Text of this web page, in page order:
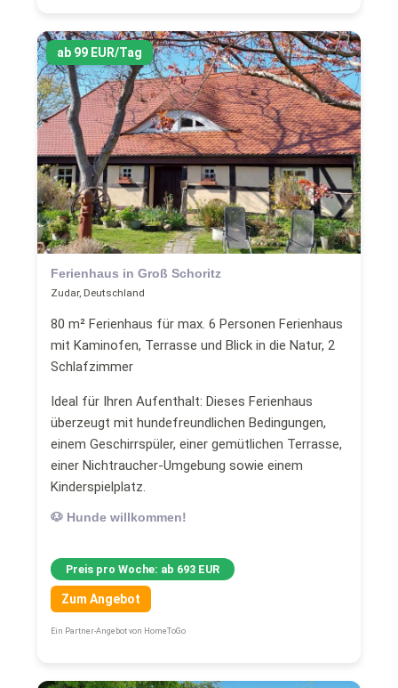
ab 99 EUR/Tag
Ferienhaus in Groß Schoritz
Zudar, Deutschland
80 m² Ferienhaus für max. 6 Personen Ferienhaus
mit Kaminofen, Terrasse und Blick in die Natur, 2
Schlafzimmer
Ideal für Ihren Aufenthalt: Dieses Ferienhaus
überzeugt mit hundefreundlichen Bedingungen,
einem Geschirrspüler, einer gemütlichen Terrasse,
einer Nichtraucher-Umgebung sowie einem
Kinderspielplatz.
🐶 Hunde willkommen!
Preis pro Woche: ab 693 EUR
Zum Angebot
Ein Partner-Angebot von HomeToGo